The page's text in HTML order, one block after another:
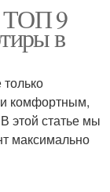
ТОП 9
в
комфортным,
этой статье мы
максимально